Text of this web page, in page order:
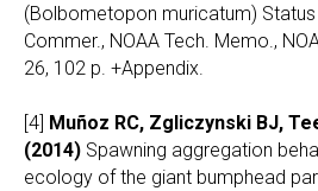
(Bolbometopon muricatum) Status
Commer., NOAA Tech. Memo.,
26, 102 p. +Appendix.
[4] Muñoz RC, Zgliczynski BJ,
(2014) Spawning aggregation
ecology of the giant bumphead